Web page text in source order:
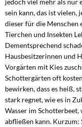
sein kann, das ist vielen,
dieser für die Menschen
Tierchen und Insekten
Dementsprechend
Hausbesitzerinnen und
Vorgärten mit Kies
Schottergärten oft
bewirken, dass es heiß,
stark regnet, wie es in
Wasser im
abfließen kann. Kurzum: